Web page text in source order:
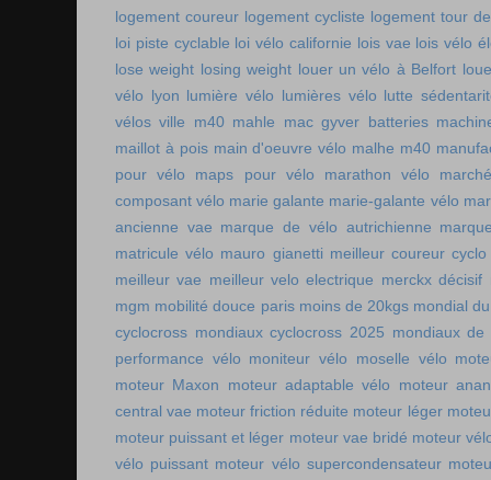
logement coureur logement cycliste logement tour
loi piste cyclable loi vélo californie lois vae lois vélo
lose weight losing weight louer un vélo à Belfort
vélo lyon lumière vélo lumières vélo lutte
vélos ville
m40 mahle mac gyver batteries
maillot à pois main d'oeuvre vélo malhe m40
pour vélo
maps pour vélo marathon vélo
composant vélo marie galante marie-galante vélo
ancienne vae marque de vélo autrichienne
matricule vélo mauro gianetti meilleur coureur
meilleur vae meilleur velo electrique merckx décisif
mgm mobilité douce paris moins de 20kgs mondial
cyclocross mondiaux cyclocross 2025 mondiaux de
performance vélo moniteur vélo moselle vélo
moteur Maxon
moteur adaptable vélo
moteur
central vae moteur friction réduite moteur léger
moteur puissant et léger moteur vae bridé moteur
vélo puissant moteur vélo supercondensateur